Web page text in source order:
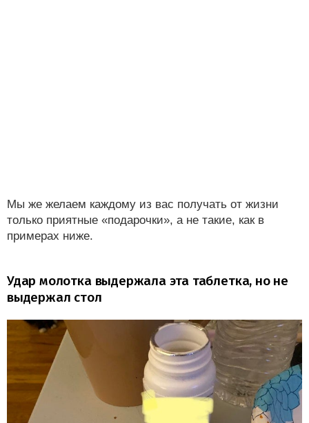
Мы же желаем каждому из вас получать от жизни
только приятные «подарочки», а не такие, как в
примерах ниже.
Удар молотка выдержала эта таблетка, но не
выдержал стол